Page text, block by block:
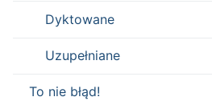
Dyktowane
Uzupełniane
To nie błąd!